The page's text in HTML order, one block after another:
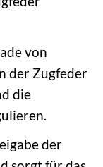
von
der Zugfeder
die
der